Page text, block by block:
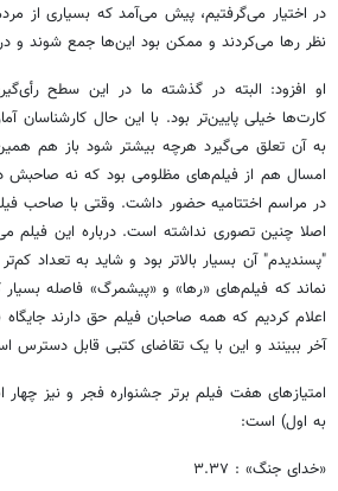
در اختیار می‌گرفتیم، پیش می‌آمد که بسیاری از
نظر رها می‌کردند و ممکن بود این‌ها جمع شوند و
او افزود: البته در گذشته ما در این سطح
کارت‌ها خیلی پایین‌تر بود. با این حال کارشناسان
به آن تعلق می‌گیرد هرچه بیشتر شود باز هم
امسال هم از فیلم‌های مظلومی بود که نه صاحبش
در مراسم اختتامیه حضور داشت. وقتی با صاحب
اصلا چنین تصوری نداشته است. درباره این فیلم
"پسندیدم" آن بسیار بالاتر بود و شاید به تعداد
نماند که فیلم‌های «رها» و «پیشمرگ» فاصله
اعلام کردیم که همه صاحبان فیلم حق دارند جایگاه
آخر ببینند و این با یک تقاضای کتبی قابل
امتیازهای هفت فیلم برتر جشنواره فجر و نیز چهار
به اول) است:‌
«خدای جنگ» : ۳.۳۷